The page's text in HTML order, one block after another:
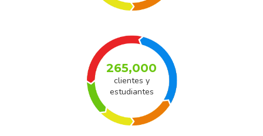
265,000
clientes y
estudiantes